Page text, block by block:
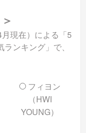
現在）による「5
ンキング」で、
フィヨン
（HWI
YOUNG）